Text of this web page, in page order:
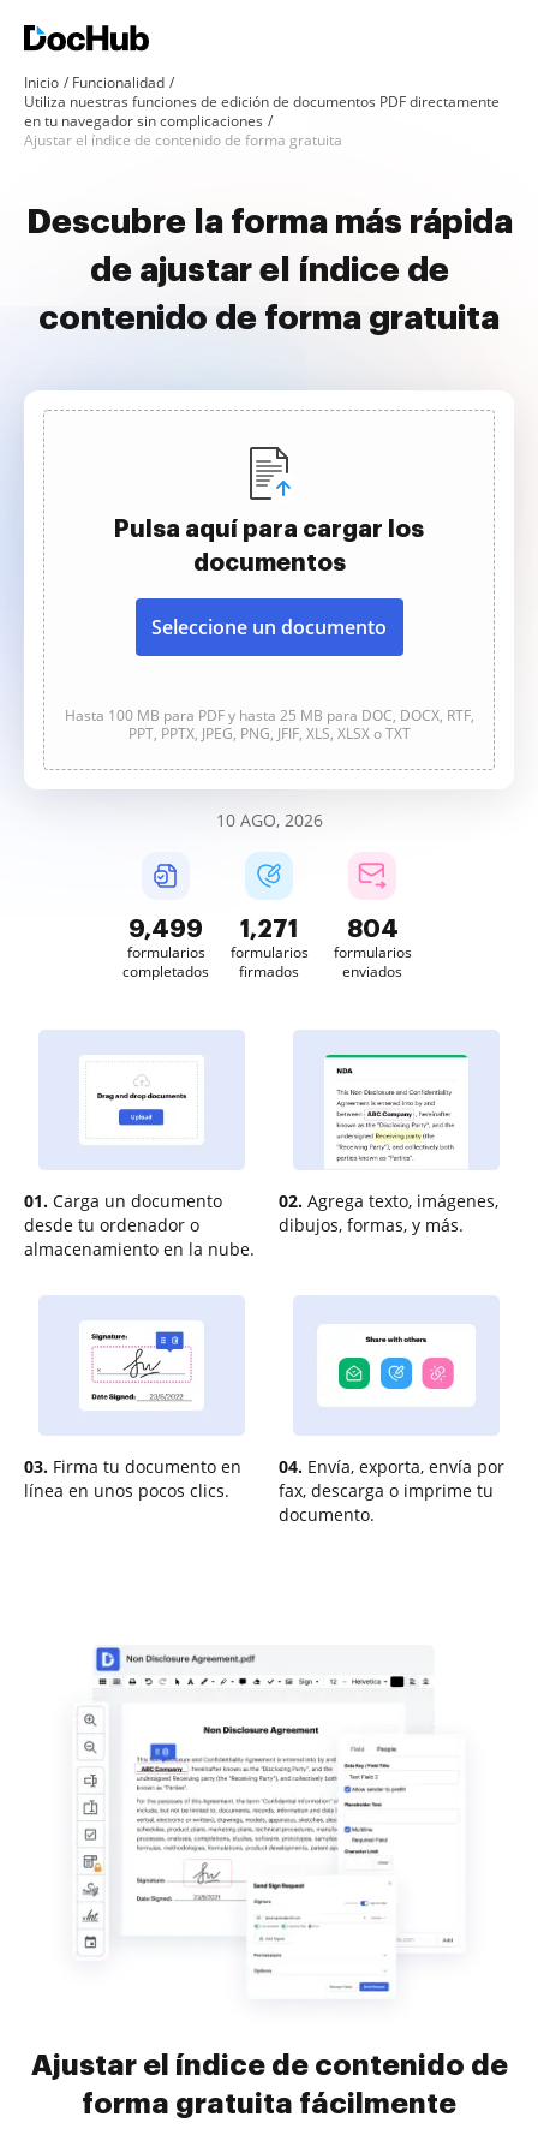
Inicio
Funcionalidad
Utiliza nuestras funciones de edición de documentos PDF directamente
en tu navegador sin complicaciones
Ajustar el índice de contenido de forma gratuita
Descubre la forma más rápida
de ajustar el índice de
contenido de forma gratuita
Pulsa aquí para cargar los
documentos
Seleccione un documento
Hasta 100 MB para PDF y hasta 25 MB para DOC, DOCX, RTF,
PPT, PPTX, JPEG, PNG, JFIF, XLS, XLSX o TXT
10 AGO, 2026
9,499
formularios
completados
1,271
formularios
firmados
804
formularios
enviados
01. Carga un documento
desde tu ordenador o
almacenamiento en la nube.
02. Agrega texto, imágenes,
dibujos, formas, y más.
03. Firma tu documento en
línea en unos pocos clics.
04. Envía, exporta, envía por
fax, descarga o imprime tu
documento.
Ajustar el índice de contenido de
forma gratuita fácilmente